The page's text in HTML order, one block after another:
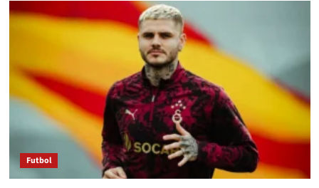
Futbol